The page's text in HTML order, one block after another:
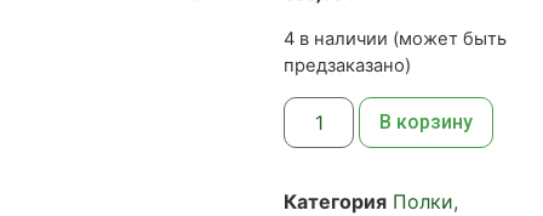
4 в наличии (может быть
предзаказано)
В корзину
Категория Полки,